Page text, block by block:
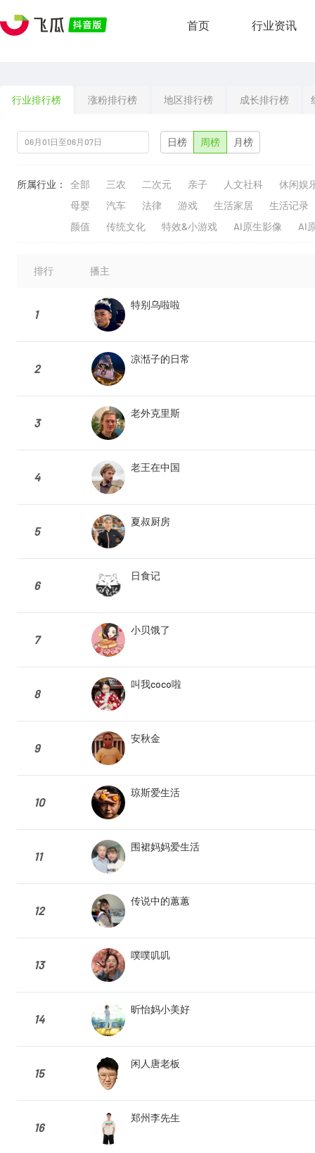
首页 行业资讯
行业排行榜 涨粉排行榜 地区排行榜 成长排行榜
日榜 周榜 月榜
所属行业： 全部 三农 二次元 亲子 人文社科
休闲娱
母婴
汽车 法律 游戏 生活家居
生活记录
颜值
传统文化 特效&小游戏 AI原生影像 AI
排行 播主
1
特别乌啦啦
2
凉湉子的日常
3
老外克里斯
4
老王在中国
5
夏叔厨房
6
日食记
7
小贝饿了
8
叫我coco啦
9
安秋金
10
琼斯爱生活
11
围裙妈妈爱生活
12
传说中的蕙蕙
13
噗噗叽叽
14
昕怡妈小美好
15
闲人唐老板
16
郑州李先生